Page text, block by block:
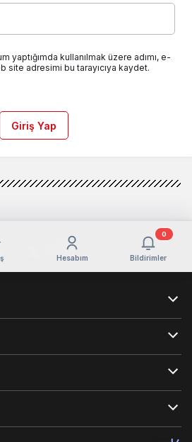
yaptığımda kullanılmak üzere adımı, e-
site adresimi bu tarayıcıya kaydet.
Giriş Yap
Hesabım Bildirimler
0